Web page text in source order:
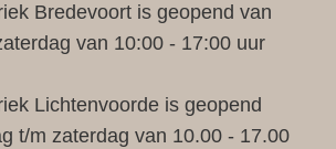
Bredevoort is geopend van
van 10:00 - 17:00 uur
Lichtenvoorde is geopend
t/m zaterdag van 10.00 - 17.00